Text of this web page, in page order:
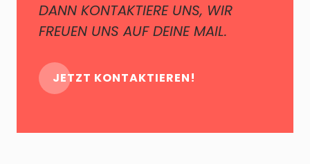
DANN KONTAKTIERE UNS, WIR
FREUEN UNS AUF DEINE MAIL.
JETZT KONTAKTIEREN!